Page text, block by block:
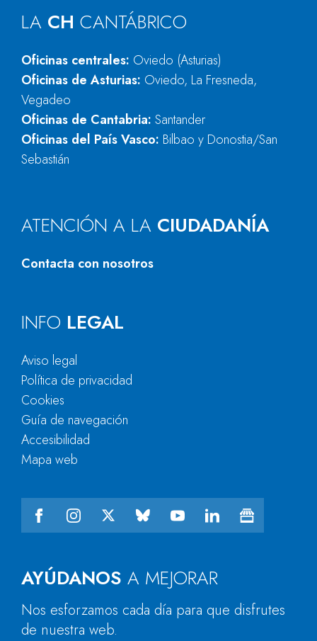
LA CH CANTÁBRICO
Oficinas centrales: Oviedo (Asturias)
Oficinas de Asturias: Oviedo, La Fresneda,
Vegadeo
Oficinas de Cantabria: Santander
Oficinas del País Vasco: Bilbao y Donostia/San
Sebastián
ATENCIÓN A LA CIUDADANÍA
Contacta con nosotros
AYÚDANOS A MEJORAR
Nos esforzamos cada día para que disfrutes
de nuestra web.
INFO LEGAL
Aviso legal
Política de privacidad
Cookies
Guía de navegación
Accesibilidad
Mapa web